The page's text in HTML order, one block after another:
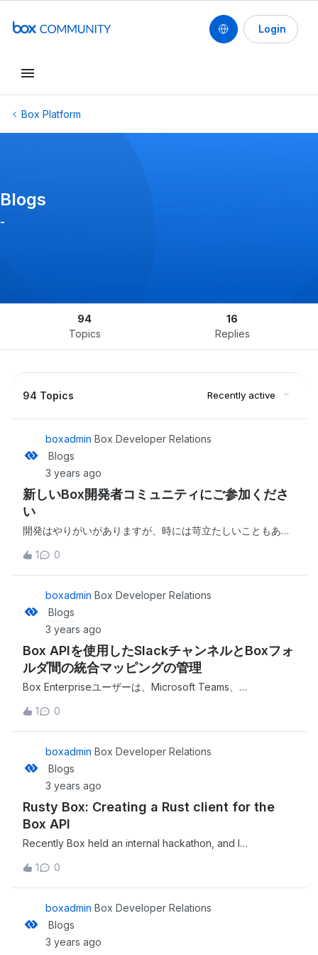
Login
Box Platform
Blogs
-
94
Topics
16
Replies
94 Topics Recently active
boxadmin Box Developer Relations
Blogs
3 years ago
新しいBox開発者コミュニティにご参加くださ
い
開発はやりがいがありますが、時には苛立たしいこともあり
があることは重要です。開発者のニーズ、問題、質問への対
応として、Boxは、専門家と愛好家が集まり、アイデアを交
換し、問題を解決して、Boxの技術領域のコミュニティ意識
を育むことができるコミュニティフォーラム (英語のみ) を立
ち上げました。このコミュニティは、生産性を自動化および
改善する方法を模索しているBox管理者にもご利用いただけ
ます。誰もが歓迎され、あらゆるテクノロジと経験レベルの
人が交わる場所です。 This is a companion discussion
developer-
blog/%E6%96%B0%E3%81%97%E3%81%84box%E9%
%A3%E3%81%AB%E3%81%94%E5%8F%82%E5%8A%
A0%E3%81%8F%E3%81%A0%E3%81%95%E3%81%84-
908f62bfa6c9?source=rss----a995c24848a3---4
1 0
boxadmin Box Developer Relations
Blogs
3 years ago
Box APIを使用したSlackチャンネルとBoxフォ
ルダ間の統合マッピングの管理
Box Enterpriseユーザーは、Microsoft Teams、
きます。人気の高い統合の中にBox for Slackがあります。こ
のアプリケーションには、共有ファイルに対する権限をすば
やく選択および共有する機能、Slack内で直接Box通知を受信
する機能、Slackでのすべての会話に単一の安全なコンテン
ツレイヤーを提供する機能など、便利な機能が用意されてい
ます。 This is a companion discussion topic for the
original entry at https://medium.com/box-developer-
blog/box-
7%E3%81%9Fslack%E3%83%81%E3%83%A3%E3%83
%B3%E3%83%8D%E3%83%AB%E3%81%A8box%E3%
%9E%E3%83%83%E3%83%94%E3%83%B3%E3%82%
B0%E3%81%AE%E7%AE%A1%E7%90%86-
7ce23f8d004f?source=rss----a995c24848a3---4
1 0
boxadmin Box Developer Relations
Blogs
3 years ago
Rusty Box: Creating a Rust client for the
Box API
Recently Box held an internal hackathon, and I
for the Box API. This is a companion discussion topic for
the original entry at https://medium.com/box-developer-
blog/rusty-box-creating-a-rust-client-for-the-box-api-
404fc3f5b03a?source=rss----a995c24848a3---4
1 0
boxadmin Box Developer Relations
Blogs
3 years ago